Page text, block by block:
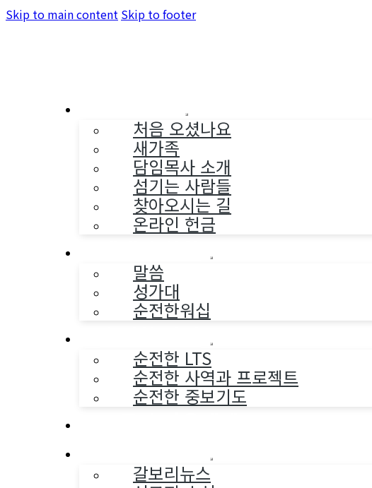
Skip to main content Skip to footer
처음 오셨나요
새가족
담임목사 소개
섬기는 사람들
찾아오시는 길
온라인 헌금
말씀
성가대
순전한워십
순전한 LTS
순전한 사역과 프로젝트
순전한 중보기도
갈보리뉴스